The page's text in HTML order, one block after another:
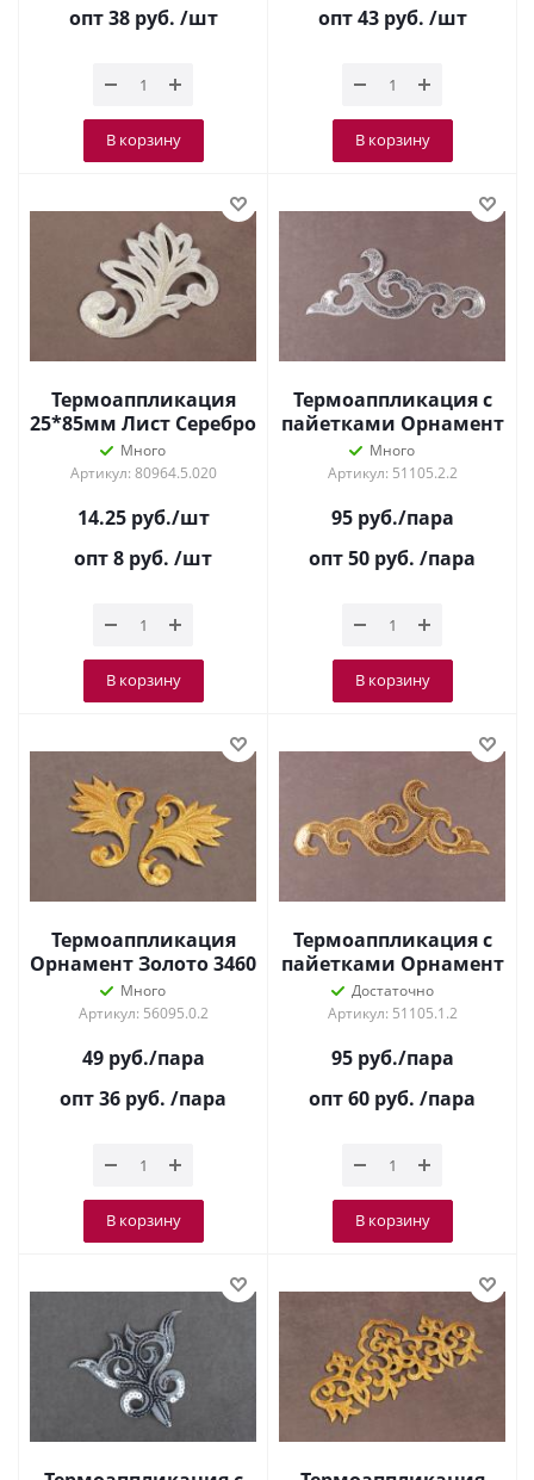
опт 38 руб. /шт
В корзину
опт 43 руб. /шт
В корзину
Термоаппликация
25*85мм Лист Серебро
Много
Артикул: 80964.5.020
14.25руб./шт
опт 8 руб. /шт
В корзину
Термоаппликация с
пайетками Орнамент
Серебро 8630
Много
Артикул: 51105.2.2
95руб./пара
опт 50 руб. /пара
В корзину
Термоаппликация
Орнамент Золото 3460
Много
Артикул: 56095.0.2
49руб./пара
опт 36 руб. /пара
В корзину
Термоаппликация с
пайетками Орнамент
Золото 8630
Достаточно
Артикул: 51105.1.2
95руб./пара
опт 60 руб. /пара
В корзину